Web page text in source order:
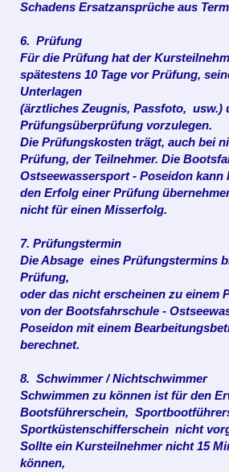
Schadens Ersatzansprüche aus
6. Prüfung
Für die Prüfung hat der
spätestens 10 Tage vor Prüfung,
Unterlagen
(ärztliches Zeugnis, Passfoto, usw.)
Prüfungsüberprüfung vorzulegen.
Die Prüfungskosten trägt, auch bei
Prüfung, der Teilnehmer. Die
Ostseewassersport - Poseidon kann
den Erfolg einer Prüfung
nicht für einen Misserfolg.
7. Prüfungstermin
Die Absage eines Prüfungstermins
Prüfung,
oderdas nicht erscheinen zu einem
von der Bootsfahrschule -
Poseidon mit einem
berechnet.
8. Schwimmer / Nichtschwimmer
Schwimmen zu können ist für den
Bootsführerschein,
Sportküstenschifferschein nicht
Sollte ein Kursteilnehmer nicht 15
können,